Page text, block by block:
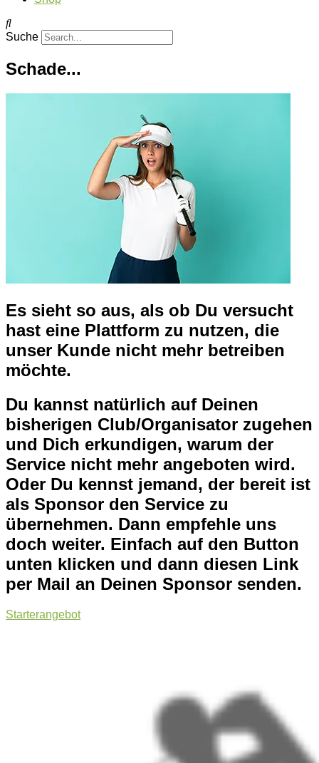
Suche
Schade...
Es sieht so aus, als ob Du versucht
hast eine Plattform zu nutzen, die
unser Kunde nicht mehr betreiben
möchte.
Du kannst natürlich auf Deinen
bisherigen Club/Organisator zugehen
und Dich erkundigen, warum der
Service nicht mehr angeboten wird.
Oder Du kennst jemand, der bereit ist
als Sponsor den Service zu
übernehmen. Dann empfehle uns
doch weiter. Einfach auf den Button
unten klicken und dann diesen Link
per Mail an Deinen Sponsor senden.
Starterangebot